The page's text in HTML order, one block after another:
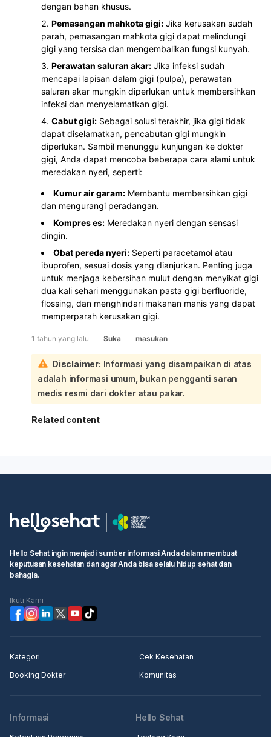
dengan bahan khusus.
Pemasangan mahkota gigi: Jika kerusakan sudah
parah, pemasangan mahkota gigi dapat melindungi
gigi yang tersisa dan mengembalikan fungsi kunyah.
Perawatan saluran akar: Jika infeksi sudah
mencapai lapisan dalam gigi (pulpa), perawatan
saluran akar mungkin diperlukan untuk membersihkan
infeksi dan menyelamatkan gigi.
Cabut gigi: Sebagai solusi terakhir, jika gigi tidak
dapat diselamatkan, pencabutan gigi mungkin
diperlukan. Sambil menunggu kunjungan ke dokter
gigi, Anda dapat mencoba beberapa cara alami untuk
meredakan nyeri, seperti:
Kumur air garam: Membantu membersihkan gigi
dan mengurangi peradangan.
Kompres es: Meredakan nyeri dengan sensasi
dingin.
Obat pereda nyeri: Seperti paracetamol atau
ibuprofen, sesuai dosis yang dianjurkan. Penting juga
untuk menjaga kebersihan mulut dengan menyikat gigi
dua kali sehari menggunakan pasta gigi berfluoride,
flossing, dan menghindari makanan manis yang dapat
memperparah kerusakan gigi.
1 tahun yang lalu Suka masukan
Disclaimer: Informasi yang disampaikan di atas
adalah informasi umum, bukan pengganti saran
medis resmi dari dokter atau pakar.
Related content
Hello Sehat ingin menjadi sumber informasi Anda dalam membuat
keputusan kesehatan dan agar Anda bisa selalu hidup sehat dan
bahagia.
Ikuti Kami
Kategori
Cek Kesehatan
Booking Dokter
Komunitas
Informasi Hello Sehat